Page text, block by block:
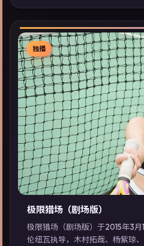
延展检索同类型高分佳作，畅享
独播
极限猎场（剧场版）
极限猎场（剧场版）于2015年3月
伦纽瓦执导，木村拓哉、杨紫琼